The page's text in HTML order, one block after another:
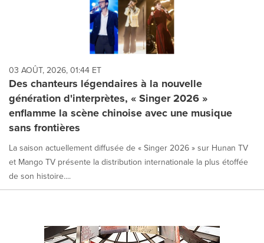
03 AOÛT, 2026, 01:44 ET
Des chanteurs légendaires à la nouvelle
génération d'interprètes, « Singer 2026 »
enflamme la scène chinoise avec une musique
sans frontières
La saison actuellement diffusée de « Singer 2026 » sur Hunan TV
et Mango TV présente la distribution internationale la plus étoffée
de son histoire....